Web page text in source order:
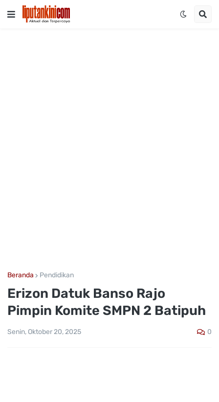
Beranda Pendidikan
Erizon Datuk Banso Rajo
Pimpin Komite SMPN 2 Batipuh
Senin, Oktober 20, 2025 0